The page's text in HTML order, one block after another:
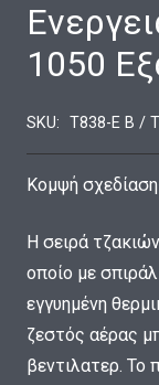
1050
SKU: T838-E B /
Κομψή
H σειρά
οποίο με
εγγυημένη
ζεστός αέρας
βεντιλατερ. Το